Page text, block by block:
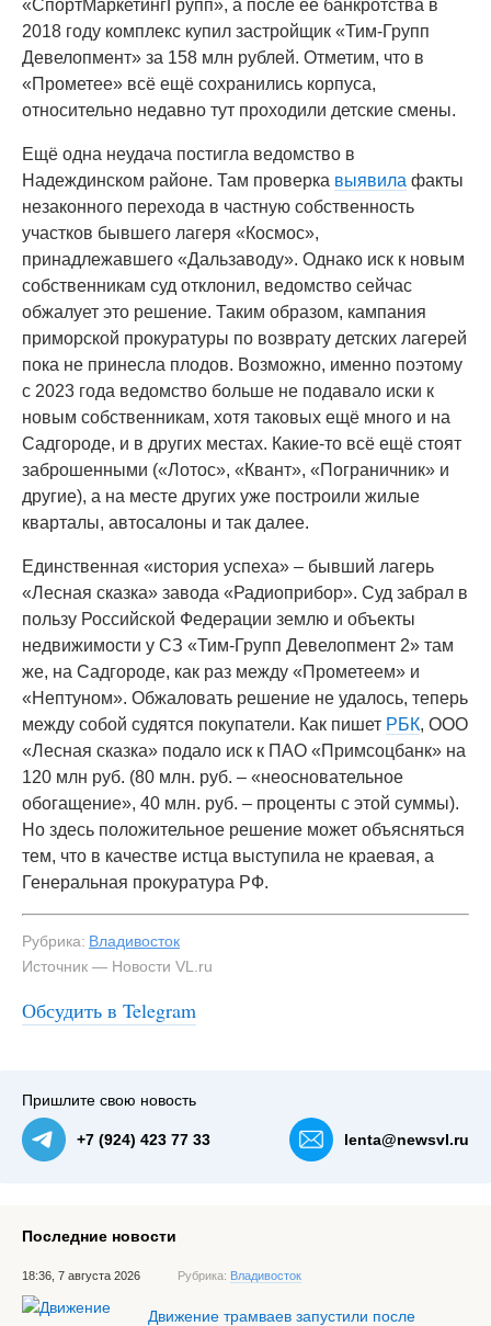
«СпортМаркетингГрупп», а после её банкротства в
2018 году комплекс купил застройщик «Тим-Групп
Девелопмент» за 158 млн рублей. Отметим, что в
«Прометее» всё ещё сохранились корпуса,
относительно недавно тут проходили детские смены.
Ещё одна неудача постигла ведомство в
Надеждинском районе. Там проверка выявила факты
незаконного перехода в частную собственность
участков бывшего лагеря «Космос»,
принадлежавшего «Дальзаводу». Однако иск к новым
собственникам суд отклонил, ведомство сейчас
обжалует это решение. Таким образом, кампания
приморской прокуратуры по возврату детских лагерей
пока не принесла плодов. Возможно, именно поэтому
с 2023 года ведомство больше не подавало иски к
новым собственникам, хотя таковых ещё много и на
Садгороде, и в других местах. Какие-то всё ещё стоят
заброшенными («Лотос», «Квант», «Пограничник» и
другие), а на месте других уже построили жилые
кварталы, автосалоны и так далее.
Единственная «история успеха» – бывший лагерь
«Лесная сказка» завода «Радиоприбор». Суд забрал в
пользу Российской Федерации землю и объекты
недвижимости у СЗ «Тим-Групп Девелопмент 2» там
же, на Садгороде, как раз между «Прометеем» и
«Нептуном». Обжаловать решение не удалось, теперь
между собой судятся покупатели. Как пишет РБК, ООО
«Лесная сказка» подало иск к ПАО «Примсоцбанк» на
120 млн руб. (80 млн. руб. – «неосновательное
обогащение», 40 млн. руб. – проценты с этой суммы).
Но здесь положительное решение может объясняться
тем, что в качестве истца выступила не краевая, а
Генеральная прокуратура РФ.
Рубрика: Владивосток
Источник — Новости VL.ru
Обсудить в Telegram
#3
Пришлите свою новость
+7 (924) 423 77 33 lenta@newsvl.ru
Последние новости
18:36, 7 августа 2026 Рубрика: Владивосток
Движение трамваев запустили после